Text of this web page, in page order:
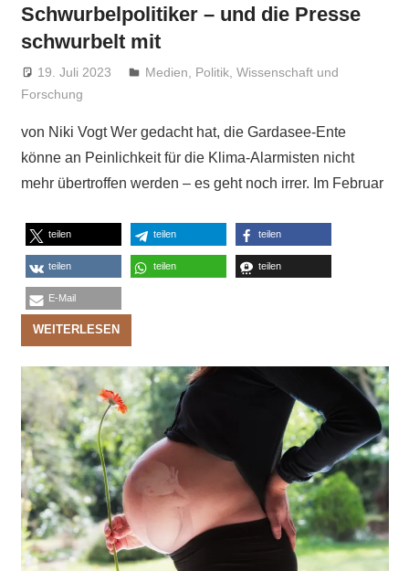
Schwurbelpolitiker – und die Presse
schwurbelt mit
19. Juli 2023 Niki Vogt
Medien Politik ,Wissenschaft und
Forschung
von Niki Vogt Wer gedacht hat, die Gardasee-Ente
könne an Peinlichkeit für die Klima-Alarmisten nicht
mehr übertroffen werden – es geht noch irrer. Im Februar
teilen teilen teilen
teilen teilen teilen
E-Mail
WEITERLESEN